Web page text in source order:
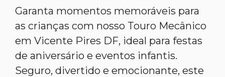
Garanta momentos memoráveis para
as crianças com nosso Touro Mecânico
em Vicente Pires DF, ideal para festas
de aniversário e eventos infantis.
Seguro, divertido e emocionante, este